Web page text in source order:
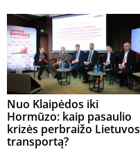
Nuo Klaipėdos iki
Hormūzo: kaip pasaulio
krizės perbraižo Lietuvos
transportą?